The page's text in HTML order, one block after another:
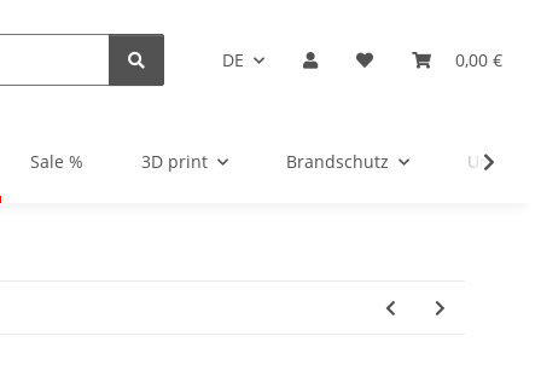
DE 0,00 €
Sale % 3D print Brandschutz